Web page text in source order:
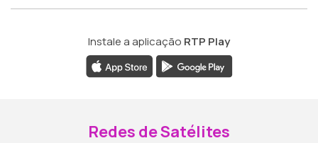
Instale a aplicação RTP Play
Redes de Satélites